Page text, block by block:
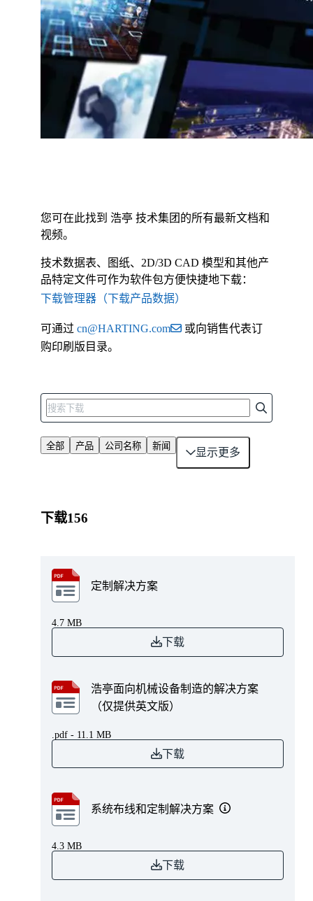
您可在此找到 浩亭 技术集团的所有最新文档和
视频。
技术数据表、图纸、2D/3D CAD 模型和其他产
品特定文件可作为软件包方便快捷地下载：
下载管理器（下载产品数据）
可通过 cn@HARTING.com
或向销售代表订
购印刷版目录。
全部 产品 公司名称 新闻
显示更多
下载156
定制解决方案
4.7 MB
下载
浩亭面向机械设备制造的解决方案
（仅提供英文版）
.pdf - 11.1 MB
下载
系统布线和定制解决方案
4.3 MB
下载